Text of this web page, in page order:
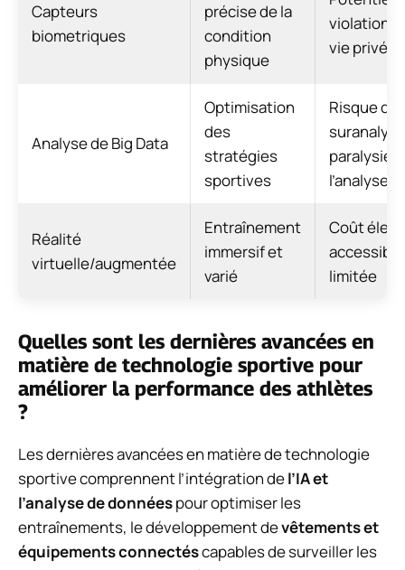
Capteurs
biometriques
précise de la
condition
physique
violation
vie privée
Analyse de Big Data
Optimisation
des
stratégies
sportives
Risque de
paralysie
l’analyse
Réalité
virtuelle/augmentée
Entraînement
immersif et
varié
Coût
limitée
Quelles sont les dernières avancées en
matière de technologie sportive pour
améliorer la performance des athlètes
?
Les dernières avancées en matière de technologie
sportive comprennent l’intégration del’IA et
l’analyse de donnéespour optimiser les
entraînements, le développement devêtements et
équipements connectéscapables de surveiller les